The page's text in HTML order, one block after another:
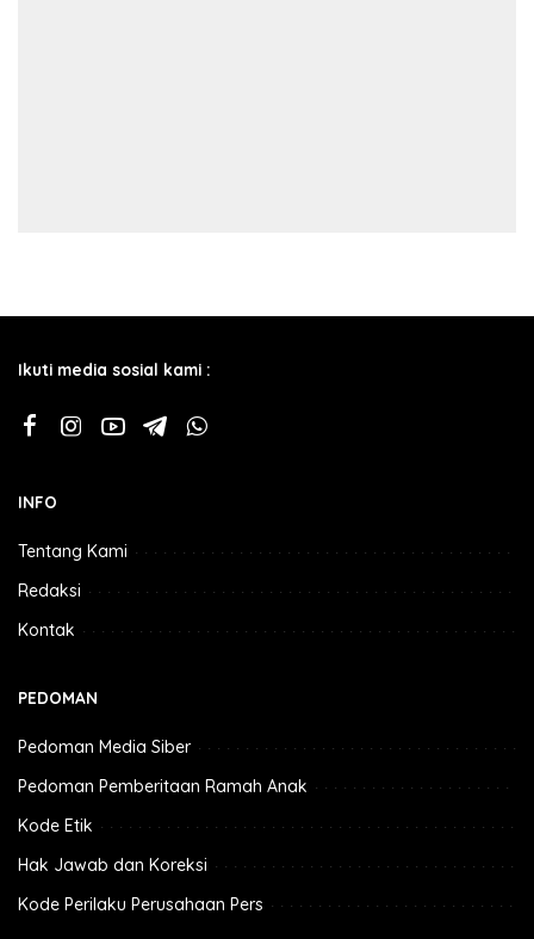
Ikuti media sosial kami :
INFO
Tentang Kami
Redaksi
Kontak
PEDOMAN
Pedoman Media Siber
Pedoman Pemberitaan Ramah Anak
Kode Etik
Hak Jawab dan Koreksi
Kode Perilaku Perusahaan Pers